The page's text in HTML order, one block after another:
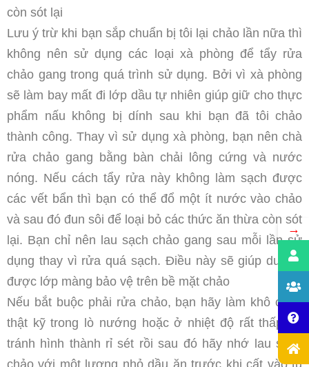
còn sót lại
Lưu ý trừ khi bạn sắp chuẩn bị tôi lại chảo lần nữa thì
không nên sử dụng các loại xà phòng để tẩy rửa
chảo gang trong quá trình sử dụng. Bởi vì xà phòng
sẽ làm bay mất đi lớp dầu tự nhiên giúp giữ cho thực
phẩm nấu không bị dính sau khi bạn đã tôi chảo
thành công. Thay vì sử dụng xà phòng, bạn nên chà
rửa chảo gang bằng bàn chải lông cứng và nước
nóng. Nếu cách tẩy rửa này không làm sạch được
các vết bẩn thì bạn có thể đổ một ít nước vào chảo
và sau đó đun sôi để loại bỏ các thức ăn thừa còn sót
lại. Bạn chỉ nên lau sạch chảo gang sau mỗi lần sử
dụng thay vì rửa quá sạch. Điều này sẽ giúp duy trì
được lớp màng bảo vệ trên bề mặt chảo
Nếu bắt buộc phải rửa chảo, bạn hãy làm khô chảo
thật kỹ trong lò nướng hoặc ở nhiệt độ rất thấp để
tránh hình thành rỉ sét rồi sau đó hãy nhớ lau sạch
chảo với một lượng nhỏ dầu ăn trước khi cất vào tủ
→